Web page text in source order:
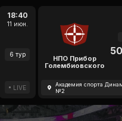
18:40
11 июн.
6 тур
LIVE
НПО Прибор
Голембиовского
50
Академия спорта
№2